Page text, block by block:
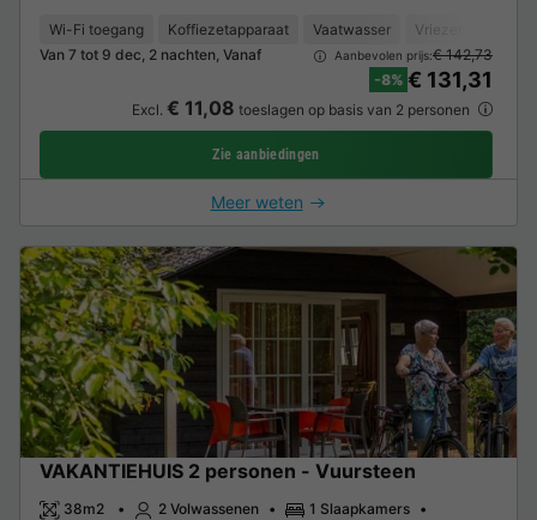
Wi-Fi toegang Koffiezetapparaat Vaatwasser Vriezer
Van 7 tot 9 dec, 2 nachten, Vanaf
Aanbevolen prijs:€ 142,73
-8% € 131,31
Excl. € 11,08 toeslagen op basis van 2 personen
Zie aanbiedingen
Meer weten
VAKANTIEHUIS 2 personen - Vuursteen
38m2 2 Volwassenen
1 Slaapkamers